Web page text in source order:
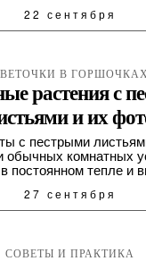
22 сентября
В
растения с
и их
с пестрыми
обычных комнатных
постоянном тепле и
27 сентября
СОВЕТЫ И ПРАКТИКА